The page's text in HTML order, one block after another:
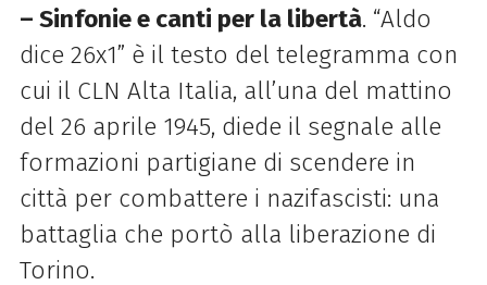
– Sinfonie e canti per la libertà. “Aldo
dice 26x1” è il testo del telegramma con
cui il CLN Alta Italia, all’una del mattino
del 26 aprile 1945, diede il segnale alle
formazioni partigiane di scendere in
città per combattere i nazifascisti: una
battaglia che portò alla liberazione di
Torino.